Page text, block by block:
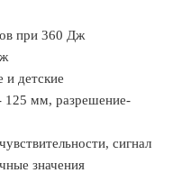
при 360 Дж
и детские
125 мм, разрешение-
сигнал
значения